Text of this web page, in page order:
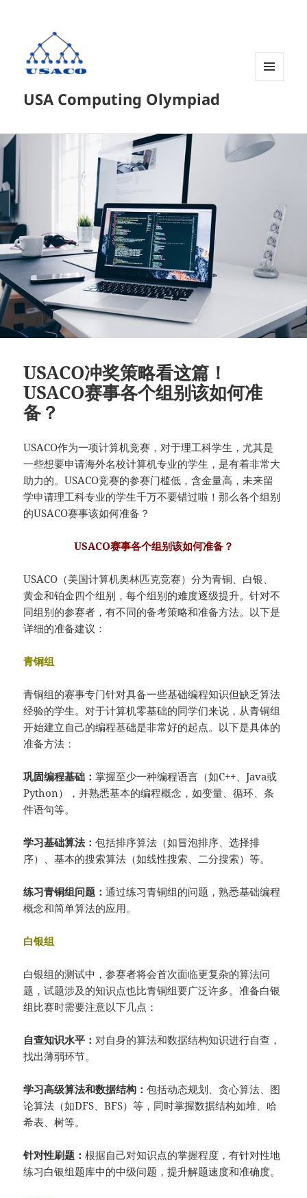
USA Computing Olympiad
USACO冲奖策略看这篇！
USACO赛事各个组别该如何准
备？
USACO作为一项计算机竞赛，对于理工科学生，尤其是
一些想要申请海外名校计算机专业的学生，是有着非常大
助力的。USACO竞赛的参赛门槛低，含金量高，未来留
学申请理工科专业的学生千万不要错过啦！那么各个组别
的USACO赛事该如何准备？
USACO赛事各个组别该如何准备？
USACO（美国计算机奥林匹克竞赛）分为青铜、白银、
黄金和铂金四个组别，每个组别的难度逐级提升。针对不
同组别的参赛者，有不同的备考策略和准备方法。以下是
详细的准备建议：
青铜组
青铜组的赛事专门针对具备一些基础编程知识但缺乏算法
经验的学生。对于计算机零基础的同学们来说，从青铜组
开始建立自己的编程基础是非常好的起点。以下是具体的
准备方法：
巩固编程基础：掌握至少一种编程语言（如C++、Java或
Python），并熟悉基本的编程概念，如变量、循环、条
件语句等。
学习基础算法：包括排序算法（如冒泡排序、选择排
序）、基本的搜索算法（如线性搜索、二分搜索）等。
练习青铜组问题：通过练习青铜组的问题，熟悉基础编程
概念和简单算法的应用。
白银组
白银组的测试中，参赛者将会首次面临更复杂的算法问
题，试题涉及的知识点也比青铜组要广泛许多。准备白银
组比赛时需要注意以下几点：
自查知识水平： 对自身的算法和数据结构知识进行自查，
找出薄弱环节。
学习高级算法和数据结构：包括动态规划、贪心算法、图
论算法（如DFS、BFS）等，同时掌握数据结构如堆、哈
希表、树等。
针对性刷题：根据自己对知识点的掌握程度，有针对性地
练习白银组题库中的中级问题，提升解题速度和准确度。